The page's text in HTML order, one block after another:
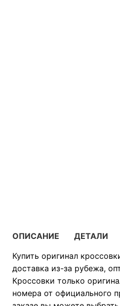
ОПИСАНИЕ ДЕТАЛИ
Купить оригинал
доставка из-за рубежа,
Кроссовки только
номера от официального